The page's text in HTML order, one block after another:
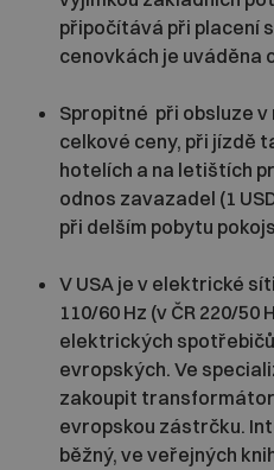
připočítává při placení
cenovkách je uváděna
Spropitné při obsluze v
celkové ceny, při jízdě
hotelích a na letištích
odnos zavazadel (1
při delším pobytu
V USA je v elektrické
110/60 Hz (v ČR 220/
elektrických
evropských. Ve
zakoupit
evropskou zástrčku.
běžný, ve veřejných